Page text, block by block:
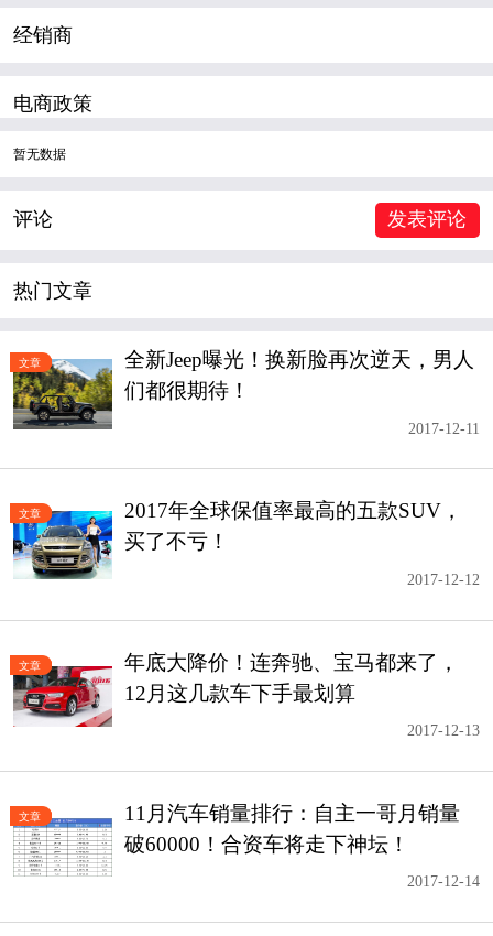
经销商
电商政策
暂无数据
评论 发表评论
热门文章
文章
全新Jeep曝光！换新脸再次逆天，男人
们都很期待！
2017-12-11
文章
2017年全球保值率最高的五款SUV，
买了不亏！
2017-12-12
文章
年底大降价！连奔驰、宝马都来了，
12月这几款车下手最划算
2017-12-13
文章
11月汽车销量排行：自主一哥月销量
破60000！合资车将走下神坛！
2017-12-14